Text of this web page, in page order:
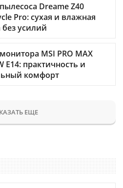
Dreame Z40
Pro: сухая и влажная
без усилий
MSI PRO MAX
E14: практичность и
комфорт
ЕЩЕ